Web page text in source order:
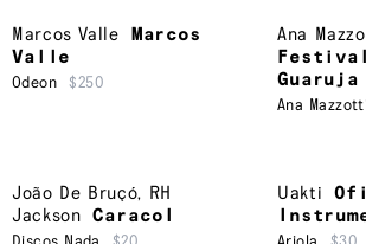
Marcos Valle
Marcos
Valle
Odeon $250
Ana
Guaruja
Ana
João De Bruçó, RH
Jackson
Caracol
Uakti